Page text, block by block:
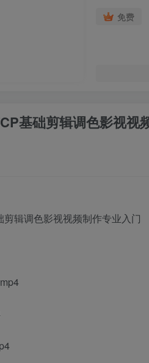
免费
基础剪辑调色影视视